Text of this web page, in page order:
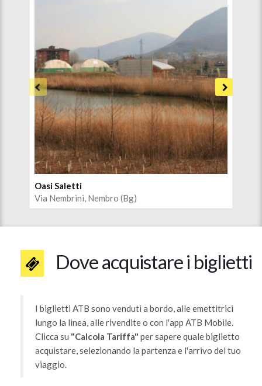
Oasi Saletti
Via Nembrini, Nembro (Bg)
Dove acquistare i biglietti
I biglietti ATB sono venduti a bordo, alle emettitrici
lungo la linea, alle rivendite o con l'app ATB Mobile.
Clicca su "Calcola Tariffa" per sapere quale biglietto
acquistare, selezionando la partenza e l'arrivo del tuo
viaggio.